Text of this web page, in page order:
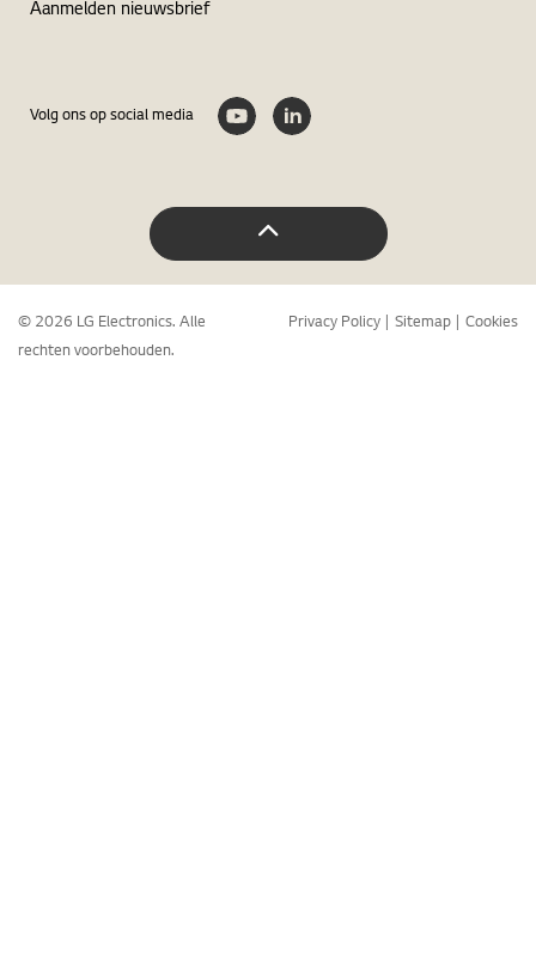
Aanmelden nieuwsbrief
Volg ons op social media
© 2026 LG Electronics. Alle
rechten voorbehouden.
Privacy Policy Sitemap Cookies